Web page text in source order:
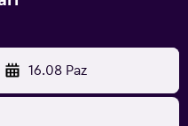
16.08 Paz